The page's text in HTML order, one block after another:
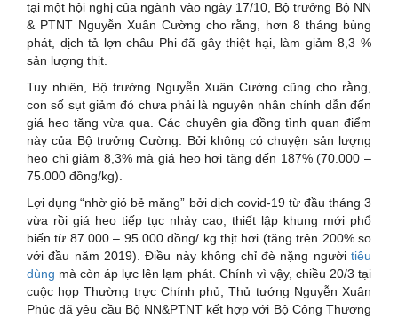
tại một hội nghị của ngành vào ngày 17/10, Bộ trưởng Bộ NN
& PTNT Nguyễn Xuân Cường cho rằng, hơn 8 tháng bùng
phát, dịch tả lợn châu Phi đã gây thiệt hại, làm giảm 8,3 %
sản lượng thịt.
Tuy nhiên, Bộ trưởng Nguyễn Xuân Cường cũng cho rằng,
con số sụt giảm đó chưa phải là nguyên nhân chính dẫn đến
giá heo tăng vừa qua. Các chuyên gia đồng tình quan điểm
này của Bộ trưởng Cường. Bởi không có chuyện sản lượng
heo chỉ giảm 8,3% mà giá heo hơi tăng đến 187% (70.000 –
75.000 đồng/kg).
Lợi dụng “nhờ gió bẻ măng” bởi dịch covid-19 từ đầu tháng 3
vừa rồi giá heo tiếp tục nhảy cao, thiết lập khung mới phổ
biến từ 87.000 – 95.000 đồng/ kg thịt hơi (tăng trên 200% so
với đầu năm 2019). Điều này không chỉ đè nặng người tiêu
dùng mà còn áp lực lên lạm phát. Chính vì vậy, chiều 20/3 tại
cuộc họp Thường trực Chính phủ, Thủ tướng Nguyễn Xuân
Phúc đã yêu cầu Bộ NN&PTNT kết hợp với Bộ Công Thương